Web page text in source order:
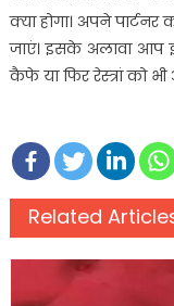
क्या होगा। अपने
जाएं। इसके अलावा आप
कैफे या फिर रेस्त्रां को
Related